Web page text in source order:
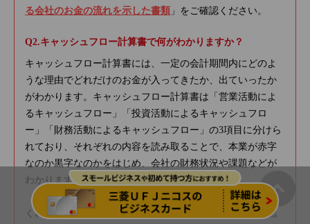
る会社のお金の流れを示した書類 」をご確認ください。
キャッシュフロー計算書で何がわかりますか？
キャッシュフロー計算書には、一定の会計期間内にどのよ
うな理由でどれだけのお金が入ってきたか、出ていったか
がわかります。キャッシュフロー計算書は「営業活動によ
るキャッシュフロー」「投資活動によるキャッシュフロ
ー」「財務活動によるキャッシュフロー」の3項目に分けら
れており、それぞれの内容を読み取ることで、本業が赤字
なのか黒字なのかをはじめ、会社の財務状況や課題などが
わかります。
くわしくは「 キャッシュフロー計算書の読み方 」をご確認